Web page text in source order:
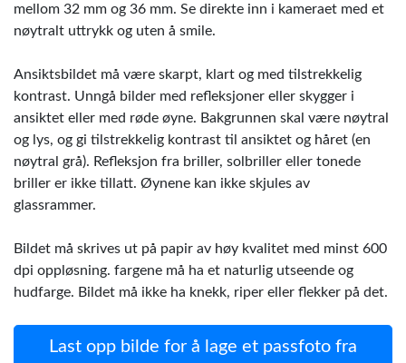
mellom 32 mm og 36 mm. Se direkte inn i kameraet med et
nøytralt uttrykk og uten å smile.
Ansiktsbildet må være skarpt, klart og med tilstrekkelig
kontrast. Unngå bilder med refleksjoner eller skygger i
ansiktet eller med røde øyne. Bakgrunnen skal være nøytral
og lys, og gi tilstrekkelig kontrast til ansiktet og håret (en
nøytral grå). Refleksjon fra briller, solbriller eller tonede
briller er ikke tillatt. Øynene kan ikke skjules av
glassrammer.
Bildet må skrives ut på papir av høy kvalitet med minst 600
dpi oppløsning. fargene må ha et naturlig utseende og
hudfarge. Bildet må ikke ha knekk, riper eller flekker på det.
Last opp bilde for å lage et passfoto fra